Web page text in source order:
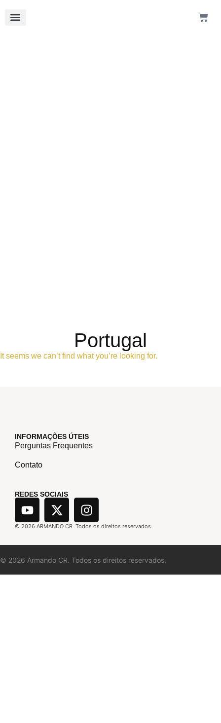
Portugal
It seems we can’t find what you’re looking for.
INFORMAÇÕES ÚTEIS
Perguntas Frequentes
Contato
REDES SOCIAIS
© 2026 ARMANDO CR. Todos os direitos reservados.
© 2026 Armando CR. Todos os direitos reservados.